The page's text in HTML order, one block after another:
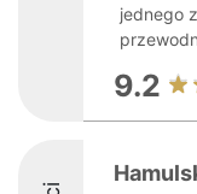
jednego
9.2